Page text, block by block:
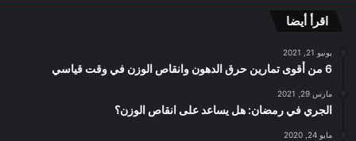
اقرأ أيضا
يونيو 21, 2021
6 من أقوى تمارين حرق الدهون وانقاص الوزن في وقت قياسي
مارس 29, 2021
الجري في رمضان: هل يساعد على انقاص الوزن؟
مايو 24, 2020